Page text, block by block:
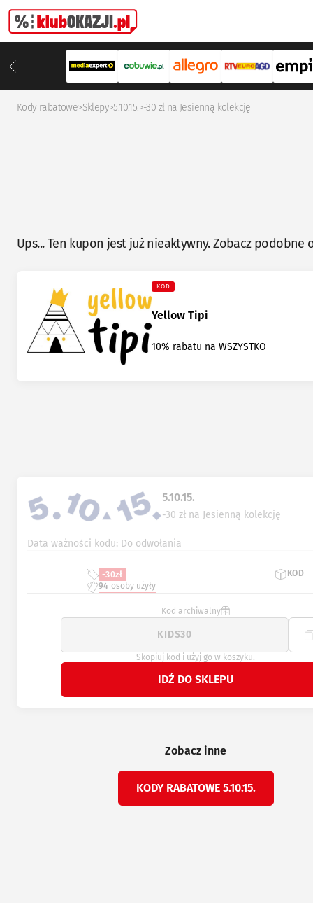
Kody rabatowe>Sklepy>5.10.15.>-30 zł na Jesienną kolekcję
Ups... Ten kupon jest już nieaktywny. Zobacz podobne
KOD
Yellow Tipi
10% rabatu na WSZYSTKO
5.10.15.
-30 zł na Jesienną kolekcję
Data ważności kodu: Do odwołania
-30zł
94 osoby użyły
KOD
Kod archiwalny
Skopiuj kod i użyj go w koszyku.
IDŹ DO SKLEPU
Zobacz inne
KODY RABATOWE 5.10.15.